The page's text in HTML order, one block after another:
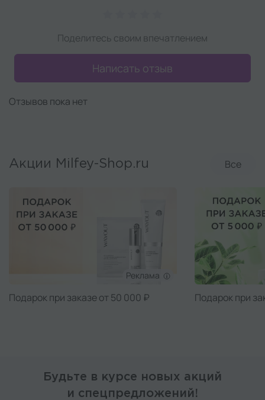
Поделитесь своим впечатлением
Написать отзыв
Отзывов пока нет
Акции Milfey-Shop.ru Все
Реклама
Подарок при заказе от 50 000 ₽ Подарок при
Будьте в курсе новых акций
и спецпредложений!